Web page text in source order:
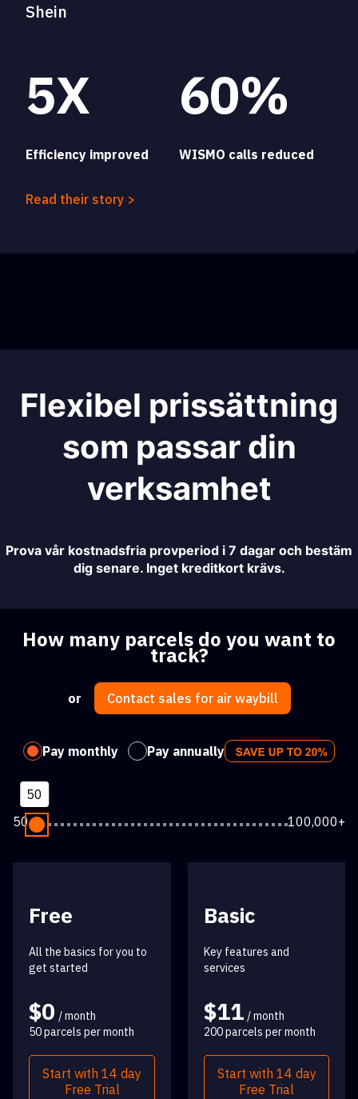
Shein
5X
Efficiency improved
60%
WISMO calls reduced
Read their story >
Flexibel prissättning
som passar din
verksamhet
Prova vår kostnadsfria provperiod i 7 dagar och bestäm
dig senare. Inget kreditkort krävs.
How many parcels do you want to
track?
or Contact sales for air waybill
Pay monthly Pay annually
50
50
100,000+
Free
All the basics for you to
get started
$0 / month
50 parcels per month
Start with 14 day
Free Trial
Basic
Key features and
services
$11 / month
200 parcels per month
Start with 14 day
Free Trial